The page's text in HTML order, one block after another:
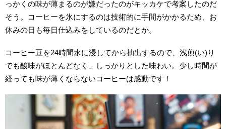
っかくの味が薄まるのが嫌だったのがキッカケで考案したのだ
そう。コーヒーを氷にするのは技術的に手間がかかるため、お
休みの日も毎日仕込みをしているのだとか。
コーヒー豆を24時間水に浸してから抽出するので、浅煎(い)り
でも酸味がほとんどなく、しっかりとした味わい。少し時間が
経っても味が薄くならないコーヒーは感動です！